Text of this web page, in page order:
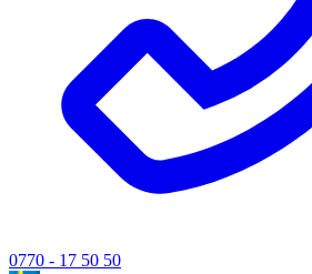
0770 - 17 50 50